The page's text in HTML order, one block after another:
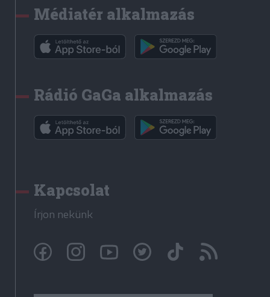
Médiatér alkalmazás
Rádió GaGa alkalmazás
Kapcsolat
Írjon nekünk